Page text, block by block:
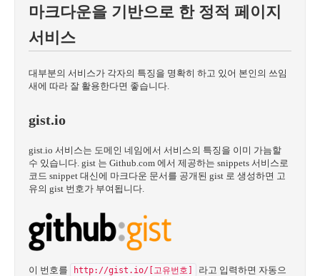
마크다운을 기반으로 한 정적 페이지
서비스
대부분의 서비스가 각자의 특징을 명확히 하고 있어 본인의 쓰임
새에 따라 잘 활용한다면 좋습니다.
gist.io
gist.io 서비스는 도메인 네임에서 서비스의 특징을 이미 가늠할
수 있습니다. gist 는 Github.com 에서 제공하는 snippets 서비스로
코드 snippet 대신에 마크다운 문서를 공개된 gist 로 생성하면 고
유의 gist 번호가 부여됩니다.
이 번호를 http://gist.io/[고유번호]
라고 입력하면 자동으